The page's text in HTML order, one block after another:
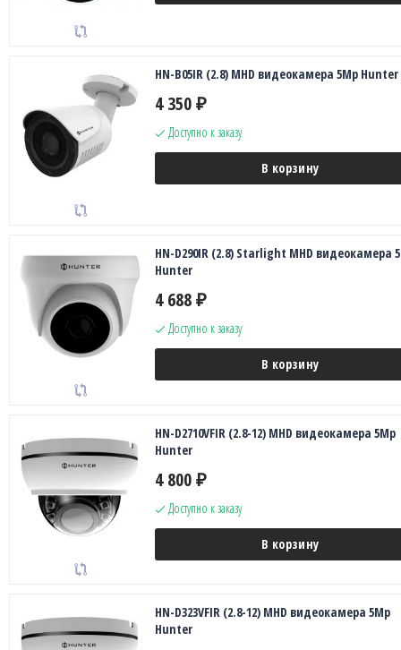
HN-B05IR (2.8) MHD видеокамера 5Mp Hunter
4 350 ₽
Доступно к заказу
В корзину
HN-D290IR (2.8) Starlight MHD видеокамера
Hunter
4 688 ₽
Доступно к заказу
В корзину
HN-D2710VFIR (2.8-12) MHD видеокамера 5Mp
Hunter
4 800 ₽
Доступно к заказу
В корзину
HN-D323VFIR (2.8-12) MHD видеокамера 5Mp
Hunter